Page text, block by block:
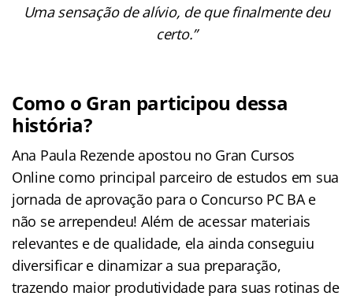
Uma sensação de alívio, de que finalmente deu
certo.”
Como o Gran participou dessa
história?
Ana Paula Rezende apostou no Gran Cursos
Online como principal parceiro de estudos em sua
jornada de aprovação para o Concurso PC BA e
não se arrependeu! Além de acessar materiais
relevantes e de qualidade, ela ainda conseguiu
diversificar e dinamizar a sua preparação,
trazendo maior produtividade para suas rotinas de